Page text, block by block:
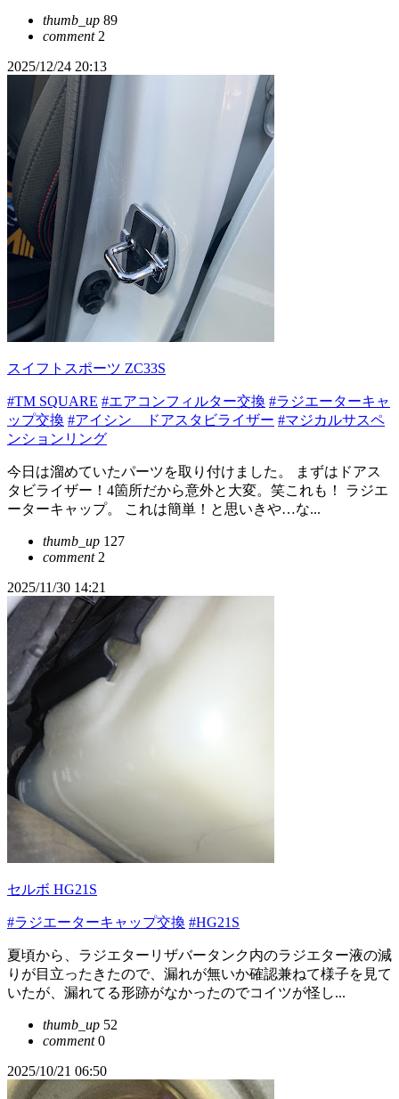
thumb_up 89
comment2
2025/12/24 20:13
スイフトスポーツ ZC33S
#TM SQUARE #エアコンフィルター交換 #ラジエーターキャ
ップ交換 #アイシン ドアスタビライザー #マジカルサスペ
ンションリング
今日は溜めていたパーツを取り付けました。 まずはドアス
タビライザー！4箇所だから意外と大変。笑これも！ ラジエ
ーターキャップ。 これは簡単！と思いきや…な...
thumb_up 127
comment2
2025/11/30 14:21
セルボ HG21S
#ラジエーターキャップ交換 #HG21S
夏頃から、ラジエターリザバータンク内のラジエター液の減
りが目立ったきたので、漏れが無いか確認兼ねて様子を見て
いたが、漏れてる形跡がなかったのでコイツが怪し...
thumb_up 52
comment0
2025/10/21 06:50